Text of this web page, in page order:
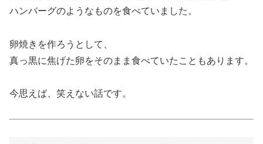
ハンバーグのようなものを食べていました。
卵焼きを作ろうとして、
真っ黒に焦げた卵をそのまま食べていたこともあります。
今思えば、笑えない話です。